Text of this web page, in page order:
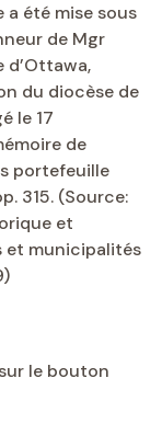
a été mise sous
de Mgr
d’Ottawa,
du diocèse de
le 17
de
portefeuille
315. (Source:
et
et municipalités
le bouton